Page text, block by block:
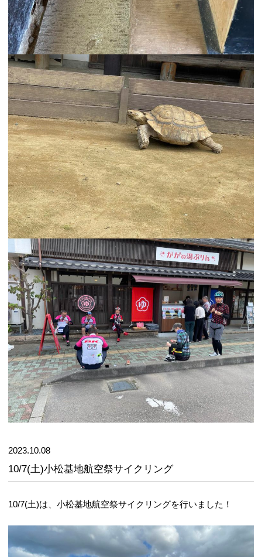
2023.10.08
10/7(土)小松基地航空祭サイクリング
10/7(土)は、小松基地航空祭サイクリングを行いました！